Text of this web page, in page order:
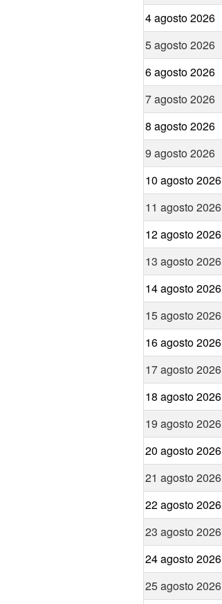
4 agosto 2026
5 agosto 2026
6 agosto 2026
7 agosto 2026
8 agosto 2026
9 agosto 2026
10 agosto 2026
11 agosto 2026
12 agosto 2026
13 agosto 2026
14 agosto 2026
15 agosto 2026
16 agosto 2026
17 agosto 2026
18 agosto 2026
19 agosto 2026
20 agosto 2026
21 agosto 2026
22 agosto 2026
23 agosto 2026
24 agosto 2026
25 agosto 2026